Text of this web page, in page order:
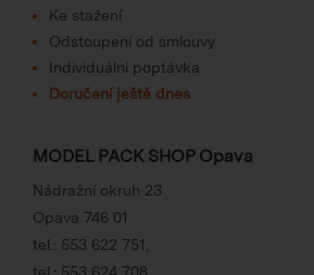
Ke stažení
Odstoupení od smlouvy
Individuální poptávka
Doručení ještě dnes
MODEL PACK SHOP Opava
Nádražní okruh 23
Opava 746 01
tel.: 553 622 751
tel.: 553 624 708